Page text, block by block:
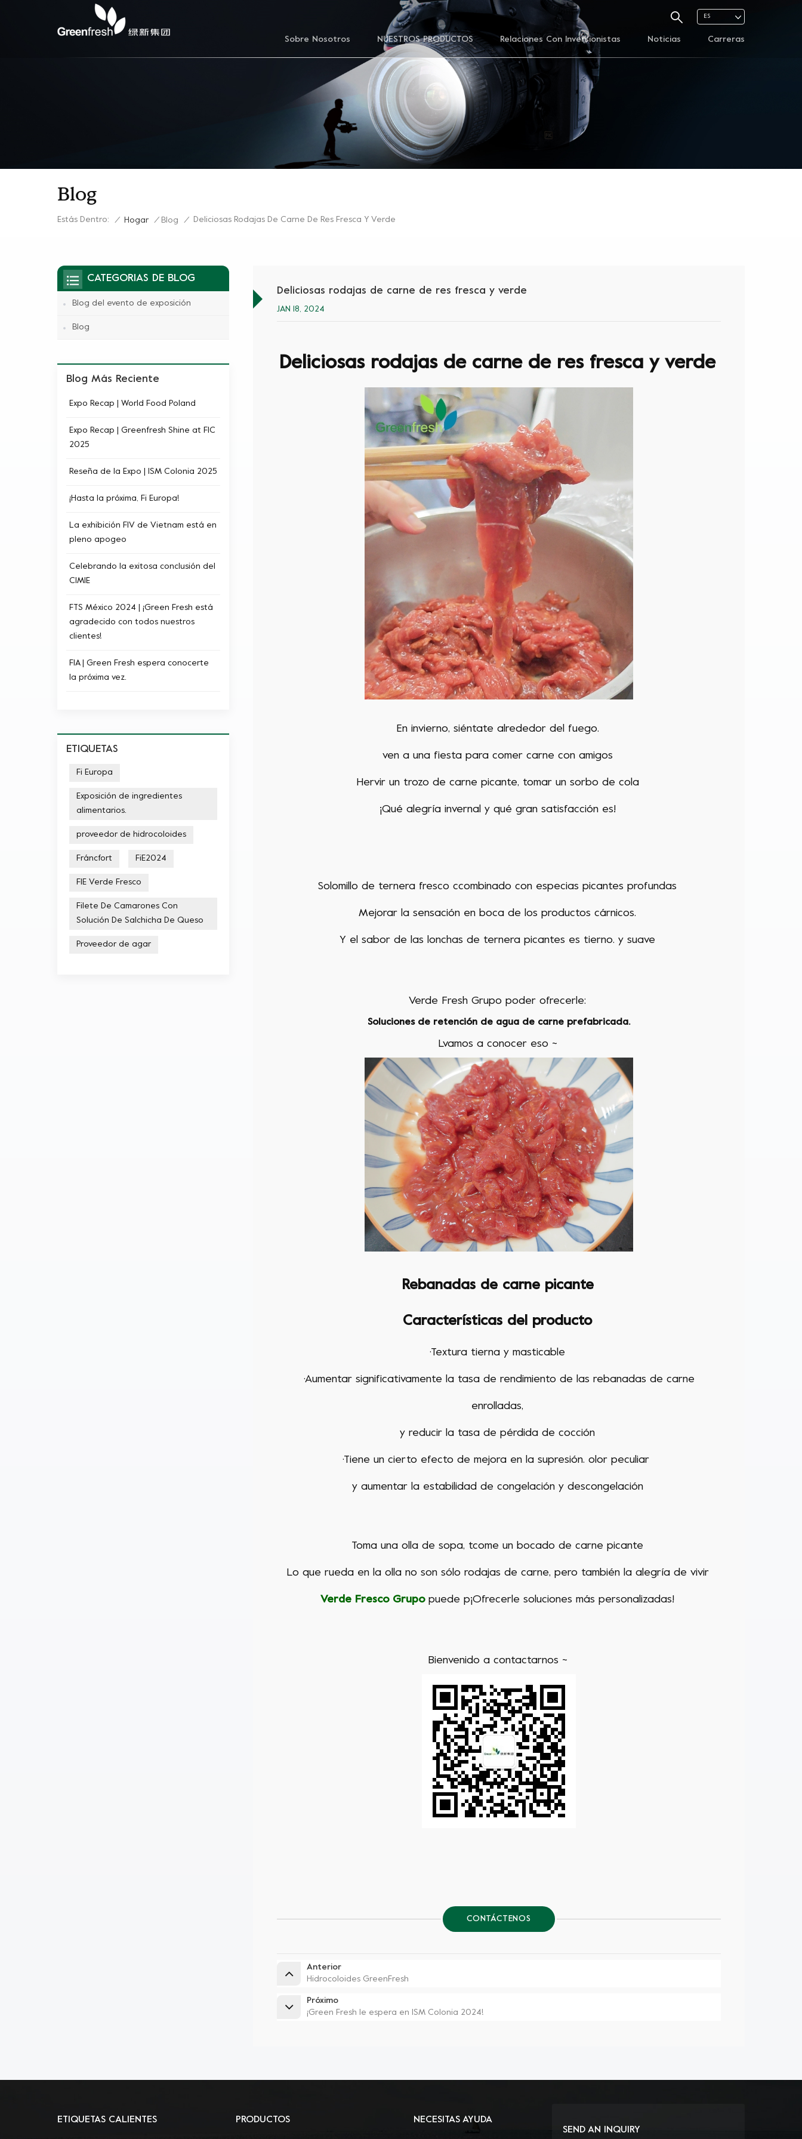
ES
Sobre Nosotros NUESTROS PRODUCTOS Relaciones Con Inversionistas Noticias Carreras
Blog
Estás Dentro: / Hogar / Blog / Deliciosas Rodajas De Carne De Res Fresca Y Verde
Deliciosas rodajas de carne de res fresca y verde
JAN 18, 2024
Deliciosas rodajas de carne de res fresca y verde
En invierno, siéntate alrededor del fuego.
ven a una fiesta para comer carne con amigos
Hervir un trozo de carne picante, tomar un sorbo de cola
¡Qué alegría invernal y qué gran satisfacción es!
Solomillo de ternera fresco ccombinado con especias picantes profundas
Mejorar la sensación en boca de los productos cárnicos.
Y el sabor de las lonchas de ternera picantes es tierno. y suave
Verde Fresh Grupo poder ofrecerle:
Soluciones de retención de agua de carne prefabricada.
Lvamos a conocer eso ~
Rebanadas de carne picante
Características del producto
·Textura tierna y masticable
·Aumentar significativamente la tasa de rendimiento de las rebanadas de carne
enrolladas,
y reducir la tasa de pérdida de cocción
·Tiene un cierto efecto de mejora en la supresión. olor peculiar
y aumentar la estabilidad de congelación y descongelación
Toma una olla de sopa, tcome un bocado de carne picante
Lo que rueda en la olla no son sólo rodajas de carne, pero también la alegría de vivir
Verde FrescoGrupo puede p¡Ofrecerle soluciones más personalizadas!
Bienvenido a contactarnos ~
CONTÁCTENOS
Anterior
Hidrocoloides GreenFresh
Próximo
¡Green Fresh le espera en ISM Colonia 2024!
CATEGORIAS DE BLOG
Blog del evento de exposición
Blog
Blog Más Reciente
Expo Recap | World Food Poland
Expo Recap | Greenfresh Shine at FIC​
2025
Reseña de la Expo | ISM Colonia 2025
¡Hasta la próxima, Fi Europa!
La exhibición FIV de Vietnam está en
pleno apogeo
Celebrando la exitosa conclusión del
CIMIE
FTS México 2024 | ¡Green Fresh está
agradecido con todos nuestros
clientes!
FIA | Green Fresh espera conocerte
la próxima vez.
ETIQUETAS
Fi Europa
Exposición de ingredientes
alimentarios.
proveedor de hidrocoloides
Fráncfort FiE2024
FIE Verde Fresco
Filete De Camarones Con
Solución De Salchicha De Queso
Proveedor de agar
ETIQUETAS CALIENTES PRODUCTOS
NECESITAS AYUDA
SEND AN INQUIRY